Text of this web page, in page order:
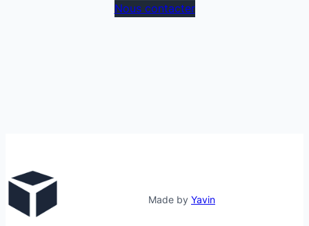
Nous contacter
Made by Yavin